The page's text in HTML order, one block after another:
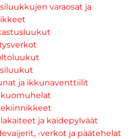
varaosat ja
ja ikkunaventtiilit
kuomuhelat
ja kaidepylväät
-verkot ja päätehelat